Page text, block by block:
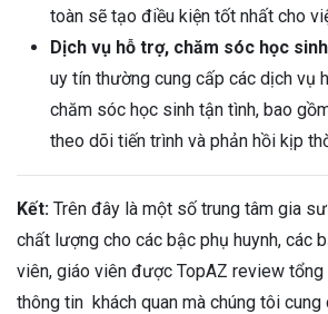
toàn sẽ tạo điều kiện tốt nhất cho
Dịch vụ hỗ trợ, chăm sóc học
uy tín thường cung cấp các dịch vụ
chăm sóc học sinh tận tình, bao
theo dõi tiến trình và phản hồi kịp
Kết: Trên đây là một số trung tâm gia
chất lượng cho các bậc phụ huynh, các
viên, giáo viên được TopAZ review tổng
thông tin khách quan mà chúng tôi